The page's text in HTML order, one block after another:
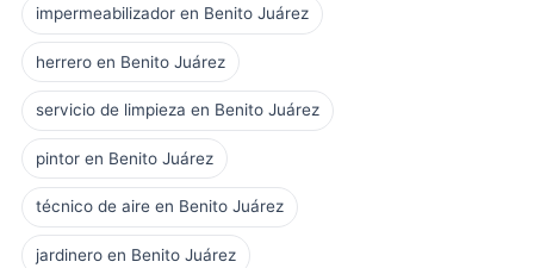
impermeabilizador en Benito Juárez
herrero en Benito Juárez
servicio de limpieza en Benito Juárez
pintor en Benito Juárez
técnico de aire en Benito Juárez
jardinero en Benito Juárez